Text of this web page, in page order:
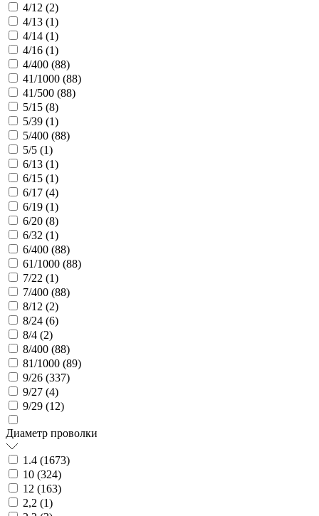
4/12 (2)
4/13 (1)
4/14 (1)
4/16 (1)
4/400 (88)
41/1000 (88)
41/500 (88)
5/15 (8)
5/39 (1)
5/400 (88)
5/5 (1)
6/13 (1)
6/15 (1)
6/17 (4)
6/19 (1)
6/20 (8)
6/32 (1)
6/400 (88)
61/1000 (88)
7/22 (1)
7/400 (88)
8/12 (2)
8/24 (6)
8/4 (2)
8/400 (88)
81/1000 (89)
9/26 (337)
9/27 (4)
9/29 (12)
Диаметр проволки
1.4 (1673)
10 (324)
12 (163)
2,2 (1)